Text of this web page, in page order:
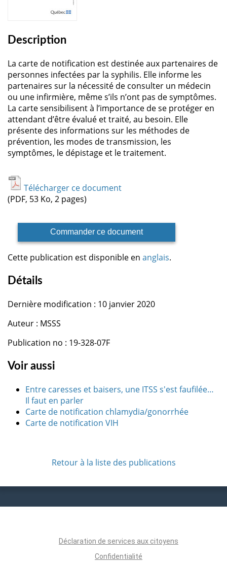
Description
La carte de notification est destinée aux partenaires de
personnes infectées par la syphilis. Elle informe les
partenaires sur la nécessité de consulter un médecin
ou une infirmière, même s’ils n’ont pas de symptômes.
La carte sensibilisent à l’importance de se protéger en
attendant d’être évalué et traité, au besoin. Elle
présente des informations sur les méthodes de
prévention, les modes de transmission, les
symptômes, le dépistage et le traitement.
Télécharger ce document
(PDF, 53 Ko, 2 pages)
Commander ce document
Cette publication est disponible en anglais.
Détails
Dernière modification : 10 janvier 2020
Auteur : MSSS
Publication no : 19-328-07F
Voir aussi
Entre caresses et baisers, une ITSS s'est faufilée…
Il faut en parler
Carte de notification chlamydia/gonorrhée
Carte de notification VIH
Retour à la liste des publications
Déclaration de services aux citoyens
Confidentialité